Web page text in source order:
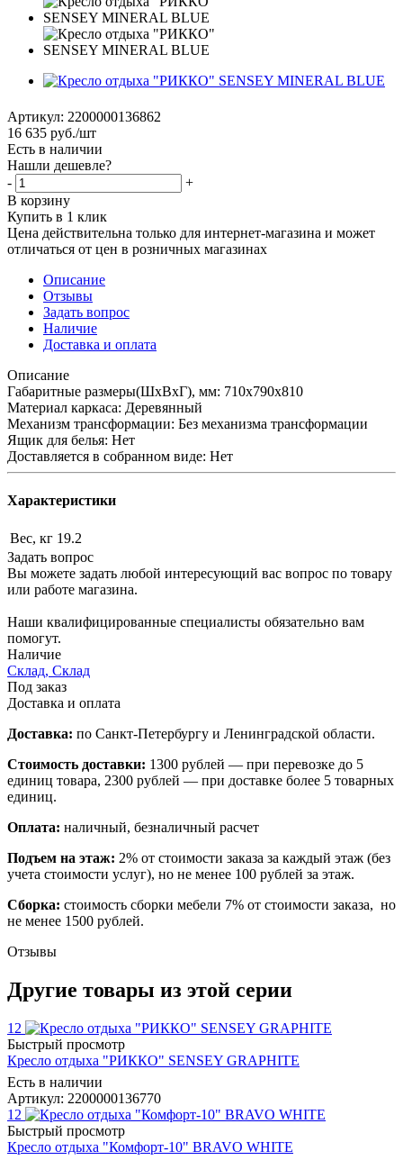
Артикул: 2200000136862
16 635 руб./шт
Есть в наличии
Нашли дешевле?
-
+
В корзину
Купить в 1 клик
Цена действительна только для интернет-магазина и может
отличаться от цен в розничных магазинах
Описание
Отзывы
Задать вопрос
Наличие
Доставка и оплата
Описание
Габаритные размеры(ШхВхГ), мм: 710х790х810
Материал каркаса: Деревянный
Механизм трансформации: Без механизма трансформации
Ящик для белья: Нет
Доставляется в собранном виде: Нет
Характеристики
Вес, кг 19.2
Задать вопрос
Вы можете задать любой интересующий вас вопрос по товару
или работе магазина.
Наши квалифицированные специалисты обязательно вам
помогут.
Наличие
Склад, Склад
Под заказ
Доставка и оплата
Доставка: по Санкт-Петербургу и Ленинградской области.
Стоимость доставки: 1300 рублей — при перевозке до 5
единиц товара, 2300 рублей — при доставке более 5 товарных
единиц.
Оплата: наличный, безналичный расчет
Подъем на этаж: 2% от стоимости заказа за каждый этаж (без
учета стоимости услуг), но не менее 100 рублей за этаж.
Сборка: стоимость сборки мебели 7% от стоимости заказа, но
не менее 1500 рублей.
Отзывы
Другие товары из этой серии
12
Быстрый просмотр
Кресло отдыха "РИККО" SENSEY GRAPHITE
Есть в наличии
Артикул: 2200000136770
12
Быстрый просмотр
Кресло отдыха "Комфорт-10" BRAVO WHITE